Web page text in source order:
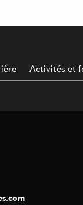
Activités et